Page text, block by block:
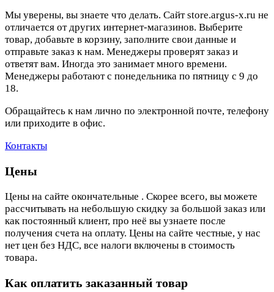
Мы уверены, вы знаете что делать. Сайт store.argus-x.ru не
отличается от других интернет-магазинов. Выберите
товар, добавьте в корзину, заполните свои данные и
отправьте заказ к нам. Менеджеры проверят заказ и
ответят вам. Иногда это занимает много времени.
Менеджеры работают с понедельника по пятницу с 9 до
18.
Обращайтесь к нам лично по электронной почте, телефону
или приходите в офис.
Контакты
Цены
Цены на сайте окончательные . Скорее всего, вы можете
рассчитывать на небольшую скидку за большой заказ или
как постоянный клиент, про неё вы узнаете после
получения счета на оплату. Цены на сайте честные, у нас
нет цен без НДС, все налоги включены в стоимость
товара.
Как оплатить заказанный товар